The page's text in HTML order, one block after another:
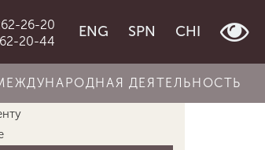
26-20
20-44
ENG SPN CHI
ДЕЯТЕЛЬНОСТЬ